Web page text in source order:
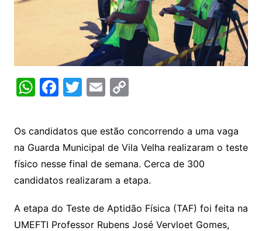
W
at
s
A
p
F
c
e
b
o
o
k
T
itt
er
E
ai
l
C
p
y
Li
n
k
Os candidatos que estão concorrendo a uma vaga
na Guarda Municipal de Vila Velha realizaram o teste
físico nesse final de semana. Cerca de 300
candidatos realizaram a etapa.
A etapa do Teste de Aptidão Física (TAF) foi feita na
UMEFTI Professor Rubens José Vervloet Gomes,